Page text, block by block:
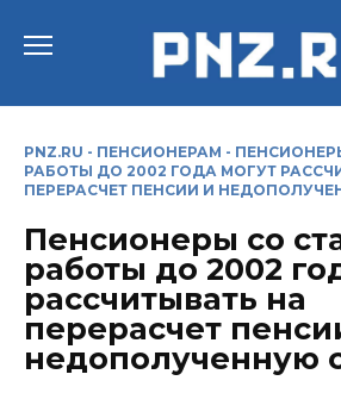
PNZ.RU - ПЕНСИОНЕРАМ -
РАБОТЫ ДО 2002 ГОДА МОГУТ
ПЕРЕРАСЧЕТ ПЕНСИИ И
Пенсионеры со
работы до 2002
рассчитывать на
перерасчет
недополученную